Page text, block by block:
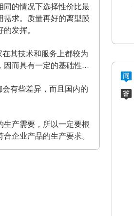
同的情况下选择性价比最
需求。质量再好的离型膜
发挥。
其技术和服务上都较为
因而具有一定的基础性、
有些差异，而且国内的
生产需要，所以一定要根
企业产品的生产要求。